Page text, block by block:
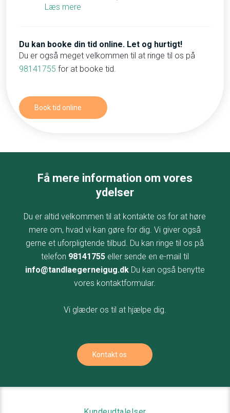
Læs mere
Du kan booke din tid online. Let og hurtigt!
Du er også meget velkommen til at ringe til os på
98141755 for at booke tid.
Book tid online​
Få mere information om vores
ydelser
Du er altid velkommen til at kontakte os for at høre
mere om, hvad vi kan gøre for dig. Vi giver også
gerne et uforpligtende tilbud. Du kan ringe til os på
telefon 98141755eller sende en e-mail til
info@tandlaegerneigug.dkDu kan også benytte
vores kontaktformular.
Vi glæder os til at hjælpe dig.
Kontakt os